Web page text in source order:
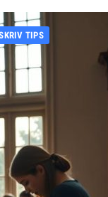
TIPS